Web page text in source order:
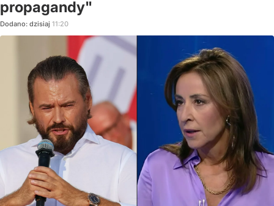
propagandy"
Dodano: dzisiaj 11:20